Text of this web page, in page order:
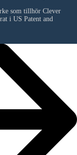
som tillhör Clever
i US Patent and